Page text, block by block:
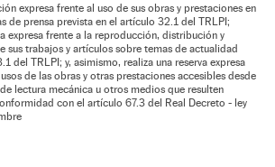
expresa frente al uso de sus obras y prestaciones en
de prensa prevista en el artículo 32.1 del TRLPI;
expresa frente a la reproducción, distribución y
sus trabajos y artículos sobre temas de actualidad
del TRLPI; y, asimismo, realiza una reserva expresa
de las obras y otras prestaciones accesibles desde
lectura mecánica u otros medios que resulten
con el artículo 67.3 del Real Decreto - ley